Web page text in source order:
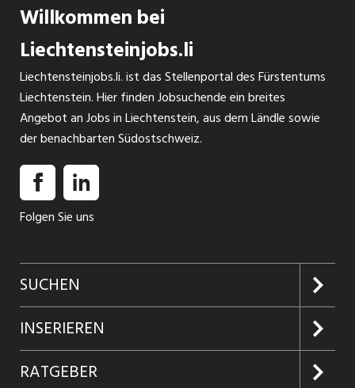
Willkommen bei
Liechtensteinjobs.li
Liechtensteinjobs.li. ist das Stellenportal des Fürstentums
Liechtenstein. Hier finden Jobsuchende ein breites
Angebot an Jobs in Liechtenstein, aus dem Ländle sowie
der benachbarten Südostschweiz.
Folgen Sie uns
SUCHEN
Jobs suchen
Jobabo
INSERIEREN
Kundenlogin
RATGEBER